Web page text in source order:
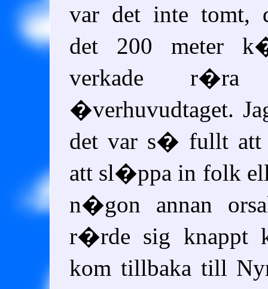
var det inte tomt,
det 200 meter
verkade
�verhuvudtaget.
det var s� fullt att
att sl�ppa in folk
n�gon annan
r�rde sig
kom tillbaka till